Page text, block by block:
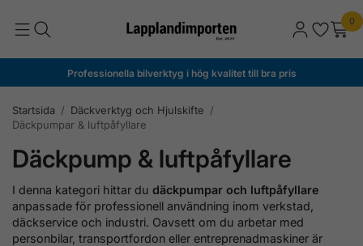
0
Professionella bilverktyg i hög kvalitet till bra pris
Startsida / Däckverktyg och Hjulskifte /
Däckpumpar & luftpåfyllare
Däckpump & luftpåfyllare
I denna kategori hittar du däckpumpar och luftpåfyllare
anpassade för professionell användning inom verkstad,
däckservice och industri. Oavsett om du arbetar med
personbilar, transportfordon eller entreprenadmaskiner är